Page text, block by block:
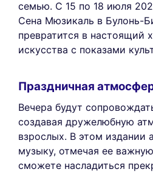
семью. С 15 по 18 июля
Сена Мюзикаль в Булонь-
превратится в настоящий
искусства с показами
Праздничная
Вечера будут
создавая дружелюбную
взрослых. В этом издании
музыку, отмечая ее
сможете насладиться